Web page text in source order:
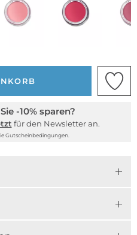
-10% sparen?
für den Newsletter an.
Gutscheinbedingungen.